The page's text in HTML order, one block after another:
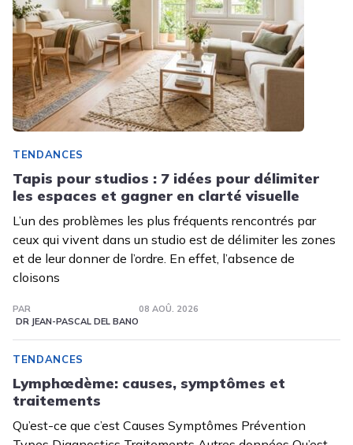
TENDANCES
Tapis pour studios : 7 idées pour délimiter
les espaces et gagner en clarté visuelle
L’un des problèmes les plus fréquents rencontrés par
ceux qui vivent dans un studio est de délimiter les zones
et de leur donner de l’ordre. En effet, l’absence de
cloisons
PAR
DR JEAN-PASCAL DEL BANO
08 AOÛ. 2026
TENDANCES
Lymphœdème: causes, symptômes et
traitements
Qu’est-ce que c’est Causes Symptômes Prévention